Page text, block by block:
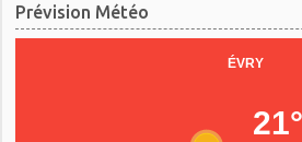
Prévision Météo